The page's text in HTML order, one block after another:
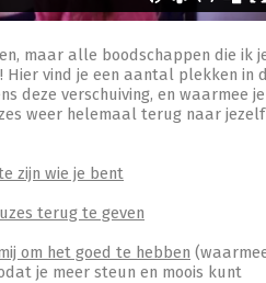
maar alle boodschappen die ik
Hier vind je een aantal plekken in
deze verschuiving, en waarmee je
weer helemaal terug naar jezelf
zijn wie je bent
terug te geven
om het goed te hebben
je meer steun en moois kunt